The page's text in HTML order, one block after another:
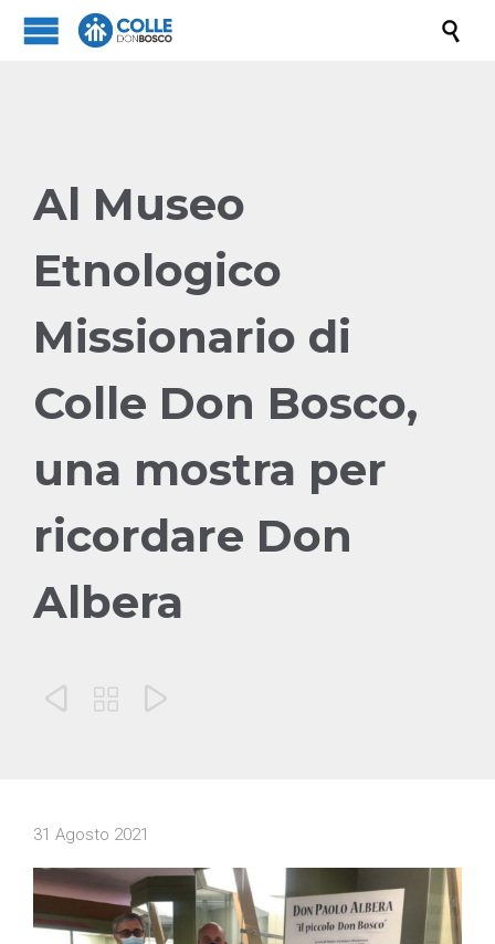

Al Museo
Etnologico
Missionario di
Colle Don Bosco,
una mostra per
ricordare Don
Albera
  
31 Agosto 2021